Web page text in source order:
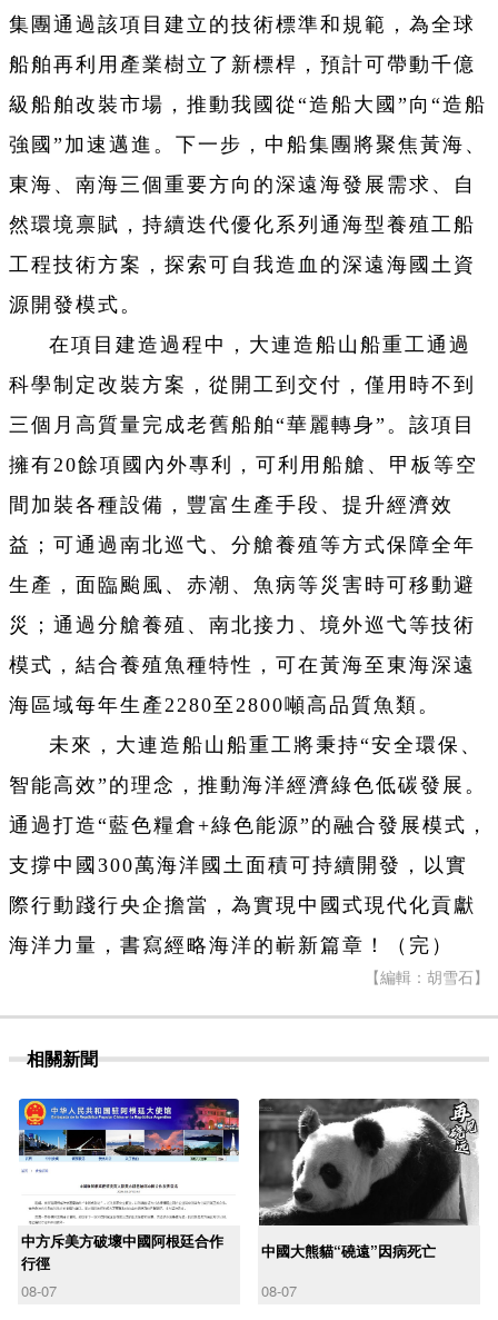
集團通過該項目建立的技術標準和規範，為全球
船舶再利用產業樹立了新標桿，預計可帶動千億
級船舶改裝市場，推動我國從“造船大國”向“造船
強國”加速邁進。下一步，中船集團將聚焦黃海、
東海、南海三個重要方向的深遠海發展需求、自
然環境禀賦，持續迭代優化系列通海型養殖工船
工程技術方案，探索可自我造血的深遠海國土資
源開發模式。
在項目建造過程中，大連造船山船重工通過
科學制定改裝方案，從開工到交付，僅用時不到
三個月高質量完成老舊船舶“華麗轉身”。該項目
擁有20餘項國內外專利，可利用船艙、甲板等空
間加裝各種設備，豐富生產手段、提升經濟效
益；可通過南北巡弋、分艙養殖等方式保障全年
生產，面臨颱風、赤潮、魚病等災害時可移動避
災；通過分艙養殖、南北接力、境外巡弋等技術
模式，結合養殖魚種特性，可在黃海至東海深遠
海區域每年生產2280至2800噸高品質魚類。
未來，大連造船山船重工將秉持“安全環保、
智能高效”的理念，推動海洋經濟綠色低碳發展。
通過打造“藍色糧倉+綠色能源”的融合發展模式，
支撐中國300萬海洋國土面積可持續開發，以實
際行動踐行央企擔當，為實現中國式現代化貢獻
海洋力量，書寫經略海洋的嶄新篇章！（完）
【編輯：胡雪石】
相關新聞
中方斥美方破壞中國阿根廷合作
行徑
08-07
中國大熊貓“磽遠”因病死亡
08-07